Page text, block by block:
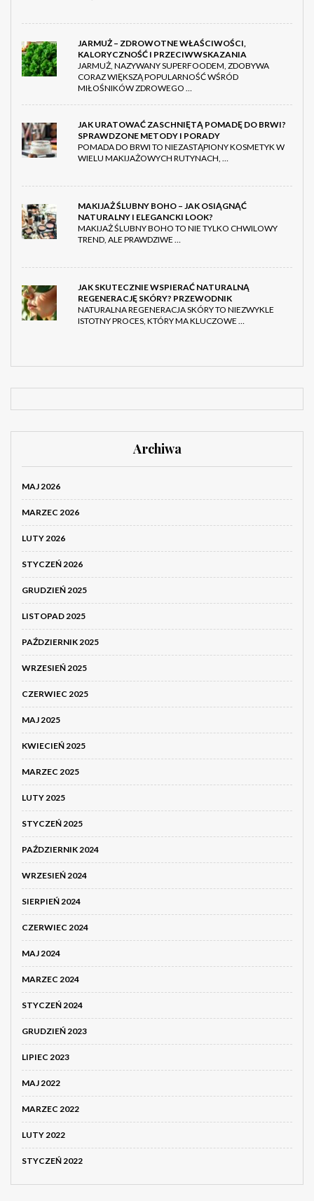
JARMUŻ – ZDROWOTNE WŁAŚCIWOŚCI,
KALORYCZNOŚĆ I PRZECIWWSKAZANIA
JARMUŻ, NAZYWANY SUPERFOODEM, ZDOBYWA
CORAZ WIĘKSZĄ POPULARNOŚĆ WŚRÓD
MIŁOŚNIKÓW ZDROWEGO …
JAK URATOWAĆ ZASCHNIĘTĄ POMADĘ DO BRWI?
SPRAWDZONE METODY I PORADY
POMADA DO BRWI TO NIEZASTĄPIONY KOSMETYK W
WIELU MAKIJAŻOWYCH RUTYNACH, …
MAKIJAŻ ŚLUBNY BOHO – JAK OSIĄGNĄĆ
NATURALNY I ELEGANCKI LOOK?
MAKIJAŻ ŚLUBNY BOHO TO NIE TYLKO CHWILOWY
TREND, ALE PRAWDZIWE …
JAK SKUTECZNIE WSPIERAĆ NATURALNĄ
REGENERACJĘ SKÓRY? PRZEWODNIK
NATURALNA REGENERACJA SKÓRY TO NIEZWYKLE
ISTOTNY PROCES, KTÓRY MA KLUCZOWE …
Archiwa
MAJ 2026
MARZEC 2026
LUTY 2026
STYCZEŃ 2026
GRUDZIEŃ 2025
LISTOPAD 2025
PAŹDZIERNIK 2025
WRZESIEŃ 2025
CZERWIEC 2025
MAJ 2025
KWIECIEŃ 2025
MARZEC 2025
LUTY 2025
STYCZEŃ 2025
PAŹDZIERNIK 2024
WRZESIEŃ 2024
SIERPIEŃ 2024
CZERWIEC 2024
MAJ 2024
MARZEC 2024
STYCZEŃ 2024
GRUDZIEŃ 2023
LIPIEC 2023
MAJ 2022
MARZEC 2022
LUTY 2022
STYCZEŃ 2022